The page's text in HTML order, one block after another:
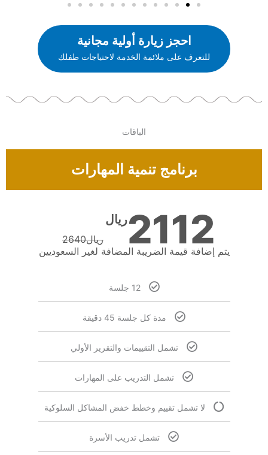
احجز زيارة أولية مجانية
للتعرف على ملائمة الخدمة لاحتياجات طفلك
الباقات
برنامج تنمية المهارات
ريال2640
ريال2112
يتم إضافة قيمة الضريبة المضافة لغير السعوديين
12 جلسة
مدة كل جلسة 45 دقيقة
تشمل التقييمات والتقرير الأولي
تشمل التدريب على المهارات
لا تشمل تقييم وخطط خفض المشاكل السلوكية
تشمل تدريب الأسرة